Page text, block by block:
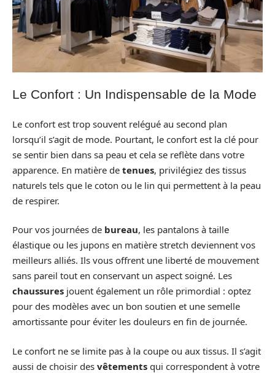
Le Confort : Un Indispensable de la Mode
Le confort est trop souvent relégué au second plan
lorsqu’il s’agit de mode. Pourtant, le confort est la clé pour
se sentir bien dans sa peau et cela se reflète dans votre
apparence. En matière de tenues, privilégiez des tissus
naturels tels que le coton ou le lin qui permettent à la peau
de respirer.
Pour vos journées de bureau, les pantalons à taille
élastique ou les jupons en matière stretch deviennent vos
meilleurs alliés. Ils vous offrent une liberté de mouvement
sans pareil tout en conservant un aspect soigné. Les
chaussures jouent également un rôle primordial : optez
pour des modèles avec un bon soutien et une semelle
amortissante pour éviter les douleurs en fin de journée.
Le confort ne se limite pas à la coupe ou aux tissus. Il s’agit
aussi de choisir des vêtements qui correspondent à votre